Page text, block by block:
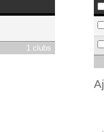
1 clubs